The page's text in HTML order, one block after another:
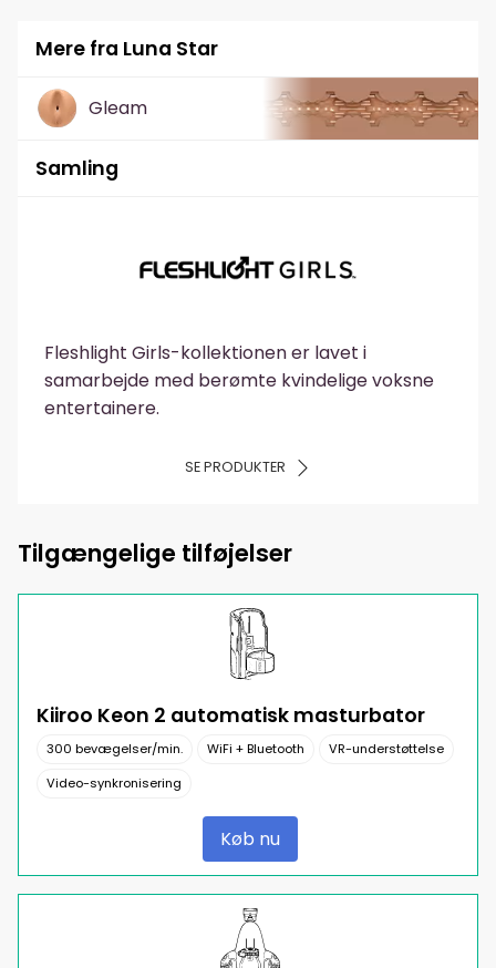
Mere fra Luna Star
Gleam
Samling
Fleshlight Girls-kollektionen er lavet i
samarbejde med berømte kvindelige voksne
entertainere.
SE PRODUKTER
Tilgængelige tilføjelser
Kiiroo Keon 2 automatisk masturbator
300 bevægelser/min. WiFi + Bluetooth
VR-understøttelse
Video-synkronisering
Køb nu